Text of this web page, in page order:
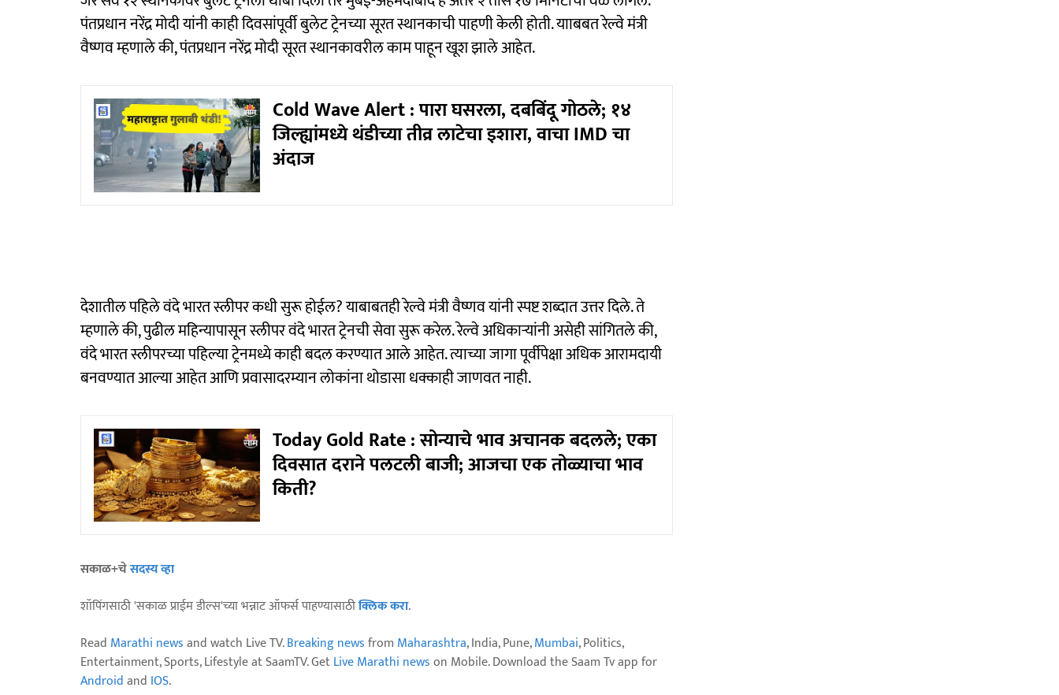
पंतप्रधान नरेंद्र मोदी यांनी काही दिवसांपूर्वी बुलेट ट्रेनच्या सूरत स्थानकाची पाहणी केली होती. यााबबत रेल्वे मंत्री
वैष्णव म्हणाले की, पंतप्रधान नरेंद्र मोदी सूरत स्थानकावरील काम पाहून खूश झाले आहेत.
Cold Wave Alert : पारा घसरला, दबबिंदू गोठले; १४
जिल्ह्यांमध्ये थंडीच्या तीव्र लाटेचा इशारा, वाचा IMD चा
अंदाज
देशातील पहिले वंदे भारत स्लीपर कधी सुरू होईल? याबाबतही रेल्वे मंत्री वैष्णव यांनी स्पष्ट शब्दात उत्तर दिले. ते
म्हणाले की, पुढील महिन्यापासून स्लीपर वंदे भारत ट्रेनची सेवा सुरू करेल. रेल्वे अधिकाऱ्यांनी असेही सांगितले की,
वंदे भारत स्लीपरच्या पहिल्या ट्रेनमध्ये काही बदल करण्यात आले आहेत. त्याच्या जागा पूर्वीपेक्षा अधिक आरामदायी
बनवण्यात आल्या आहेत आणि प्रवासादरम्यान लोकांना थोडासा धक्काही जाणवत नाही.
Today Gold Rate : सोन्याचे भाव अचानक बदलले; एका
दिवसात दराने पलटली बाजी; आजचा एक तोळ्याचा भाव
किती?
सकाळ+चेसदस्य व्हा
शॉपिंगसाठी 'सकाळ प्राईम डील्स'च्या भन्नाट ऑफर्स पाहण्यासाठीक्लिक करा.
Read Marathi newsand watch Live TV.Breaking newsfrom Maharashtra, India, Pune,Mumbai, Politics,
Entertainment, Sports, Lifestyle at SaamTV. GetLive Marathi newson Mobile. Download the Saam Tv app for
Androidand IOS.